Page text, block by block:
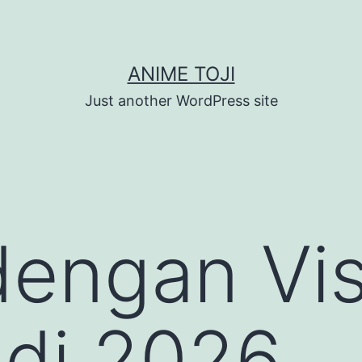
ANIME TOJI
Just another WordPress site